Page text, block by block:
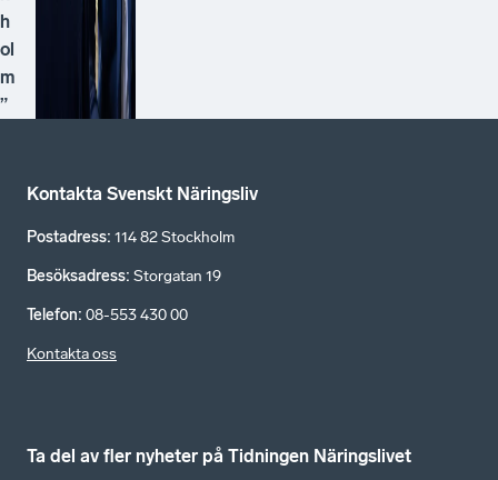
h
ol
m
”
Kontakta Svenskt Näringsliv
Postadress: 114 82 Stockholm
Besöksadress: Storgatan 19
Telefon: 08-553 430 00
Kontakta oss
Ta del av fler nyheter på Tidningen Näringslivet